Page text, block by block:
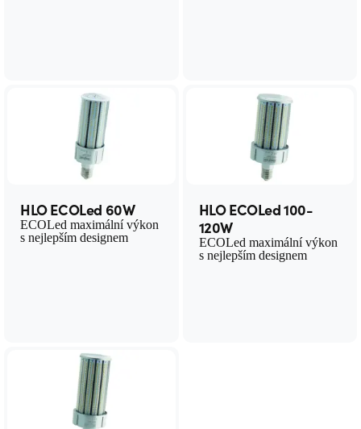
HLO ECOLed 60W
ECOLed maximální výkon
s nejlepším designem
HLO ECOLed 100-
120W
ECOLed maximální výkon
s nejlepším designem